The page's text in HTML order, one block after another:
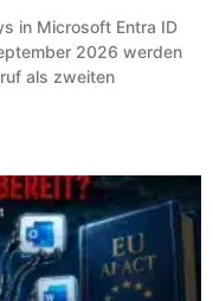
in Microsoft Entra ID
2026 werden
als zweiten